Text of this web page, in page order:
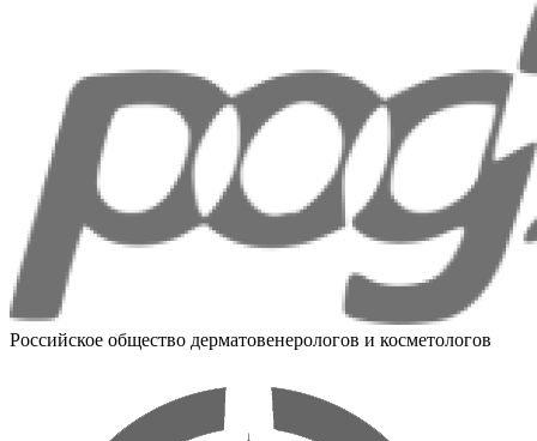
Российское общество дерматовенерологов и косметологов